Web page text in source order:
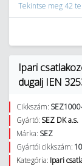
Tekintse meg 42
Ipari
dugalj IEN
Cikkszám:
Gyártó: SEZ DK a.s.
Márka: SEZ
Gyártói cikkszám:
Kategória: Ipari